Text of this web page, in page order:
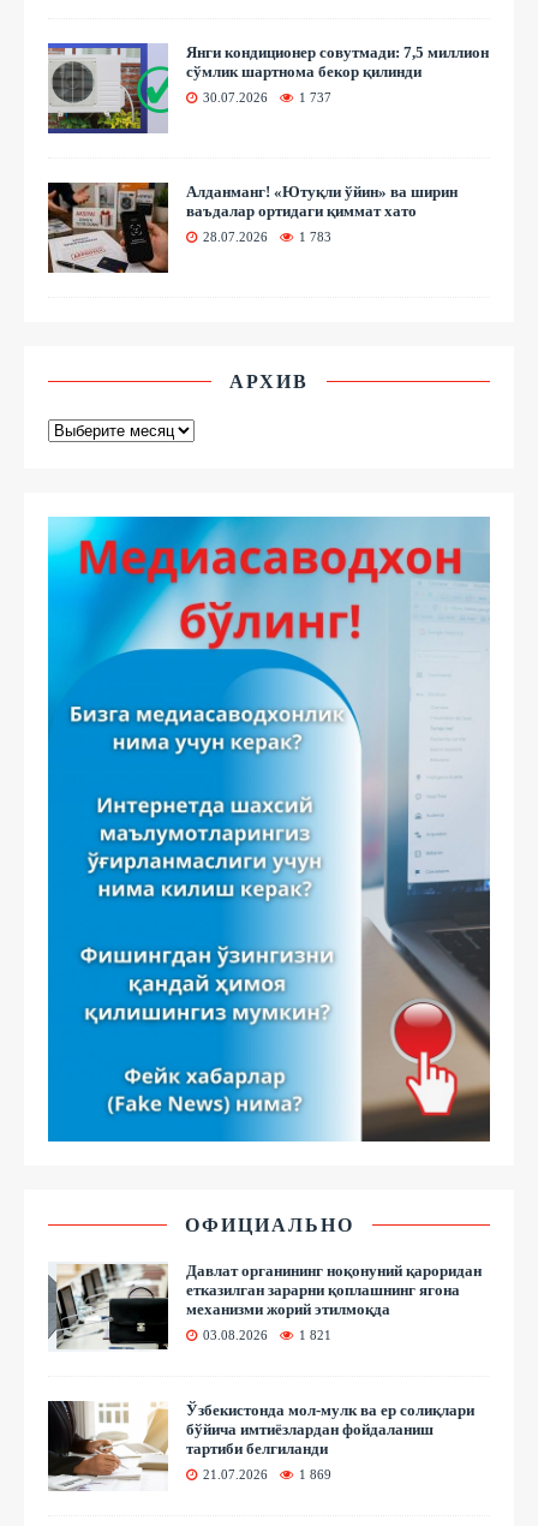
Янги кондиционер совутмади: 7,5 миллион
сўмлик шартнома бекор қилинди
30.07.2026 1 737
Алданманг! «Ютуқли ўйин» ва ширин
ваъдалар ортидаги қиммат хато
28.07.2026 1 783
АРХИВ
ОФИЦИАЛЬНО
Давлат органининг ноқонуний қароридан
етказилган зарарни қоплашнинг ягона
механизми жорий этилмоқда
03.08.2026 1 821
Ўзбекистонда мол-мулк ва ер солиқлари
бўйича имтиёзлардан фойдаланиш
тартиби белгиланди
21.07.2026 1 869